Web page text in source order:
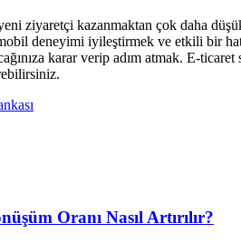
ziyaretçi kazanmaktan çok daha
deneyimi iyileştirmek ve etkili bir
karar verip adım atmak. E-
Oranı Nasıl Artırılır?